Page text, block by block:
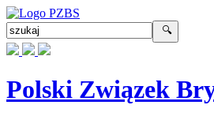
Polski Związek